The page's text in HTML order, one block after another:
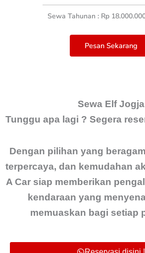
Sewa Tahunan : Rp
Pesan Sekarang
Sewa Elf Jogja
Tunggu apa lagi ? Segera
Dengan pilihan yang
terpercaya, dan kemudahan
A Car siap memberikan
kendaraan yang
memuaskan bagi setiap